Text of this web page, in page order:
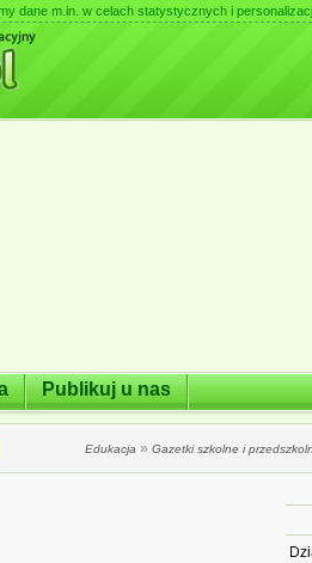
dane m.in. w celach statystycznych i
Publikuj u nas
Edukacja » Gazetki szkolne i